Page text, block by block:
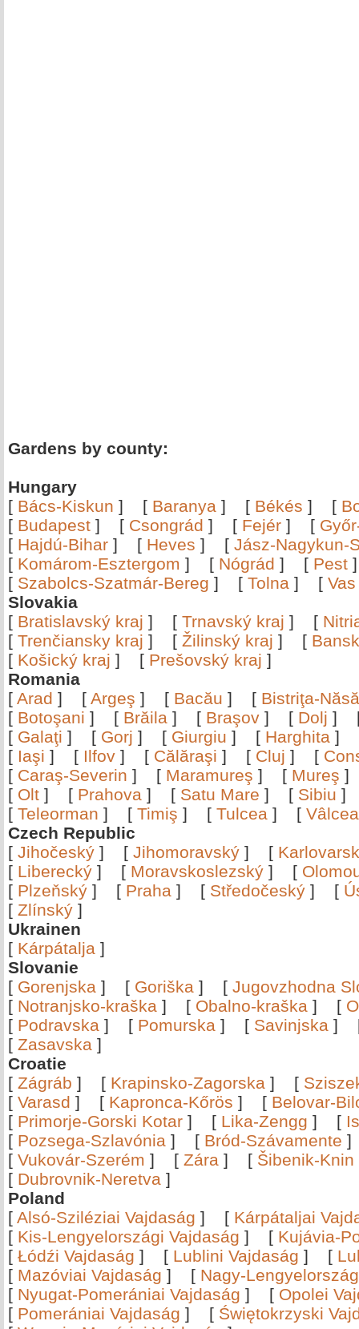
Gardens by county:
Hungary
[ Bács-Kiskun ] [ Baranya ] [ Békés ] [
[ Budapest ] [ Csongrád ] [ Fejér ] [
[ Hajdú-Bihar ] [ Heves ] [ Jász-Nagykun-
[ Komárom-Esztergom ] [ Nógrád ] [ Pest
[ Szabolcs-Szatmár-Bereg ] [ Tolna ] [ Vas
Slovakia
[ Bratislavský kraj ] [ Trnavský kraj ] [
[ Trenčiansky kraj ] [ Žilinský kraj ] [
[ Košický kraj ] [ Prešovský kraj ]
Romania
[ Arad ] [ Argeş ] [ Bacău ] [ Bistriţa-
[ Botoşani ] [ Brăila ] [ Braşov ] [ Dolj ]
[ Galaţi ] [ Gorj ] [ Giurgiu ] [ Harghita ]
[ Iaşi ] [ Ilfov ] [ Călăraşi ] [ Cluj ] [
[ Caraş-Severin ] [ Maramureş ] [ Mureş
[ Olt ] [ Prahova ] [ Satu Mare ] [ Sibiu
[ Teleorman ] [ Timiş ] [ Tulcea ] [
Czech Republic
[ Jihočeský ] [ Jihomoravský ] [
[ Liberecký ] [ Moravskoslezský ] [
[ Plzeňský ] [ Praha ] [ Středočeský ] [
[ Zlínský ]
Ukrainen
[ Kárpátalja ]
Slovanie
[ Gorenjska ] [ Goriška ] [ Jugovzhodna
[ Notranjsko-kraška ] [ Obalno-kraška ] [
[ Podravska ] [ Pomurska ] [ Savinjska ]
[ Zasavska ]
Croatie
[ Zágráb ] [ Krapinsko-Zagorska ] [
[ Varasd ] [ Kapronca-Kőrös ] [ Belovar-
[ Primorje-Gorski Kotar ] [ Lika-Zengg ] [
[ Pozsega-Szlavónia ] [ Bród-Szávamente
[ Vukovár-Szerém ] [ Zára ] [ Šibenik-Knin
[ Dubrovnik-Neretva ]
Poland
[ Alsó-Sziléziai Vajdaság ] [ Kárpátaljai
[ Kis-Lengyelországi Vajdaság ] [ Kujávia-
[ Łódźi Vajdaság ] [ Lublini Vajdaság ] [
[ Mazóviai Vajdaság ] [ Nagy-
[ Nyugat-Pomerániai Vajdaság ] [ Opolei
[ Pomerániai Vajdaság ] [ Świętokrzyski